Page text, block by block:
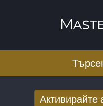
Активирайте